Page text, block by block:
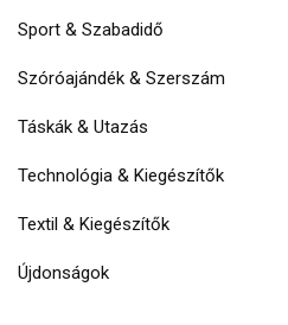
Sport & Szabadidő
Szóróajándék & Szerszám
Táskák & Utazás
Technológia & Kiegészítők
Textil & Kiegészítők
Újdonságok